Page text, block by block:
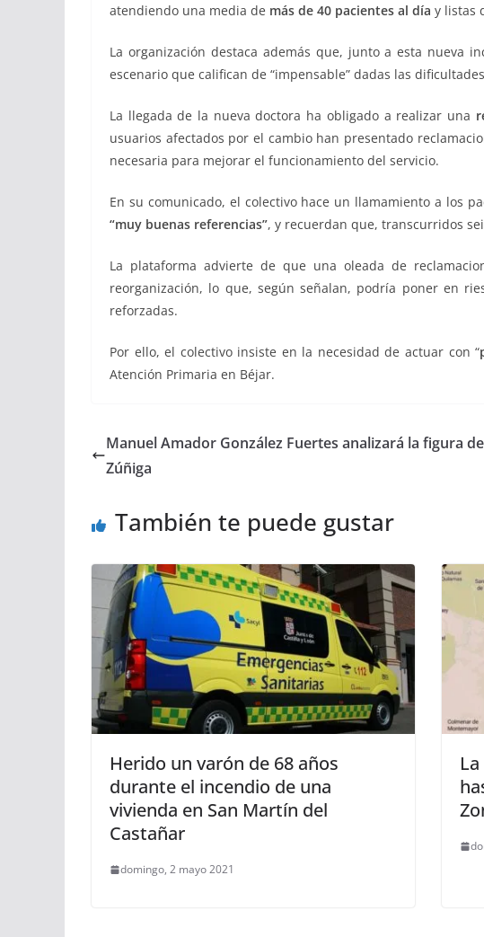
atendiendo una media de más de 40 pacientes al día y listas
La organización destaca además que, junto a esta nueva
escenario que califican de “impensable” dadas las
La llegada de la nueva doctora ha obligado a realizar una
usuarios afectados por el cambio han presentado
necesaria para mejorar el funcionamiento del servicio.
En su comunicado, el colectivo hace un llamamiento a los
“muy buenas referencias”, y recuerdan que, transcurridos
La plataforma advierte de que una oleada de
reorganización, lo que, según señalan, podría poner en
reforzadas.
Por ello, el colectivo insiste en la necesidad de actuar con “
Atención Primaria en Béjar.
Manuel Amador González Fuertes analizará la figura
Zúñiga
También te puede gustar
Herido un varón de 68 años
durante el incendio de una
vivienda en San Martín del
Castañar
domingo, 2 mayo 2021